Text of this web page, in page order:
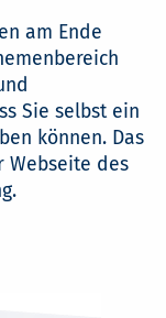
am Ende
Sie selbst ein
können. Das
Webseite des